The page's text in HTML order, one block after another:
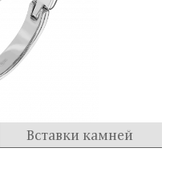
Вставки камней